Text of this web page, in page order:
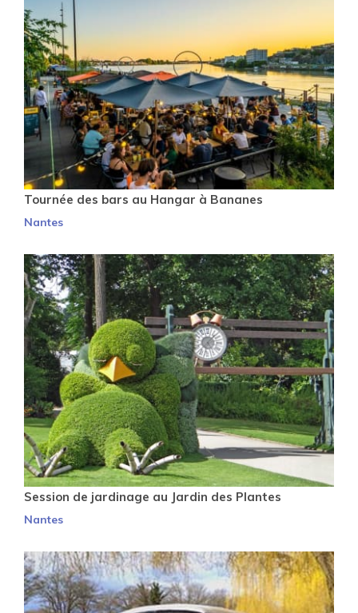
Tournée des bars au Hangar à Bananes
Nantes
Session de jardinage au Jardin des Plantes
Nantes